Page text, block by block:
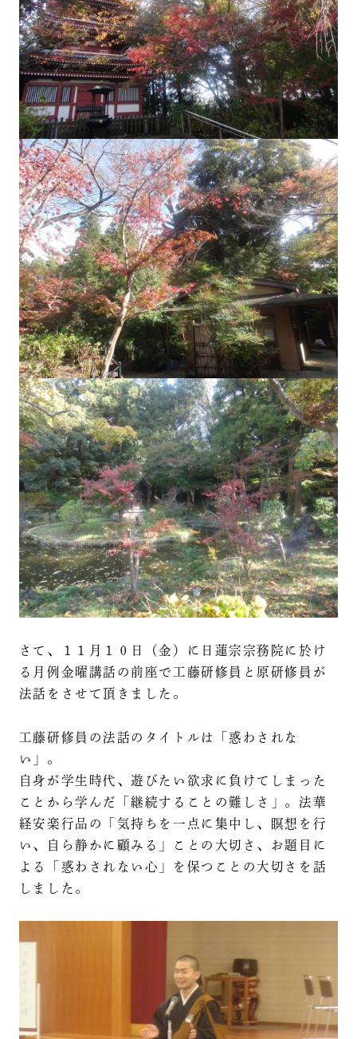
さて、１１月１０日（金）に日蓮宗宗務院に於け
る月例金曜講話の前座で工藤研修員と原研修員が
法話をさせて頂きました。
工藤研修員の法話のタイトルは「惑わされな
い」。
自身が学生時代、遊びたい欲求に負けてしまった
ことから学んだ「継続することの難しさ」。法華
経安楽行品の「気持ちを一点に集中し、瞑想を行
い、自ら静かに顧みる」ことの大切さ、お題目に
よる「惑わされない心」を保つことの大切さを話
しました。